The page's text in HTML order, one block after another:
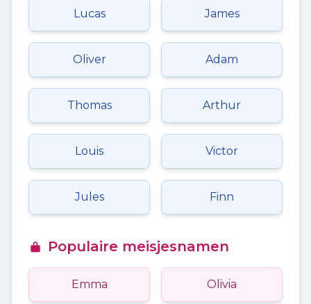
Lucas James
Oliver Adam
Thomas Arthur
Louis Victor
Jules Finn
Populaire meisjesnamen
Emma Olivia